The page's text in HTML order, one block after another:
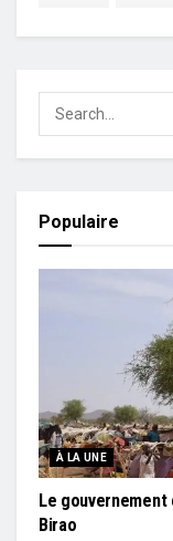
Populaire
À LA UNE
Le
Birao